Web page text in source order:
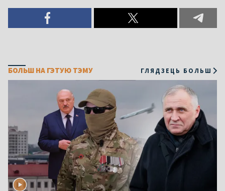
БОЛЬШ НА ГЭТУЮ ТЭМУ ГЛЯДЗЕЦЬ БОЛЬШ